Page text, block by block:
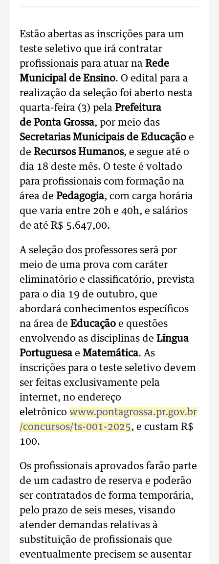
Estão abertas as inscrições para um
teste seletivo que irá contratar
profissionais para atuar na Rede
Municipal de Ensino. O edital para a
realização da seleção foi aberto nesta
quarta-feira (3) pela Prefeitura
de Ponta Grossa, por meio das
Secretarias Municipais de Educação e
de Recursos Humanos, e segue até o
dia 18 deste mês. O teste é voltado
para profissionais com formação na
área de Pedagogia, com carga horária
que varia entre 20h e 40h, e salários
de até R$ 5.647,00.
A seleção dos professores será por
meio de uma prova com caráter
eliminatório e classificatório, prevista
para o dia 19 de outubro, que
abordará conhecimentos específicos
na área de Educação e questões
envolvendo as disciplinas de Língua
Portuguesae Matemática. As
inscrições para o teste seletivo devem
ser feitas exclusivamente pela
internet, no endereço
eletrônico www.pontagrossa.pr.gov.br
/concursos/ts-001-2025, e custam R$
100.
Os profissionais aprovados farão parte
de um cadastro de reserva e poderão
ser contratados de forma temporária,
pelo prazo de seis meses, visando
atender demandas relativas à
substituição de profissionais que
eventualmente precisem se ausentar